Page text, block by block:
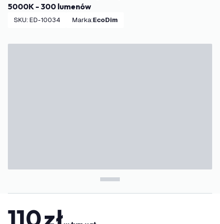
5000K - 300 lumenów
SKU: ED-10034 Marka: EcoDim
110zł